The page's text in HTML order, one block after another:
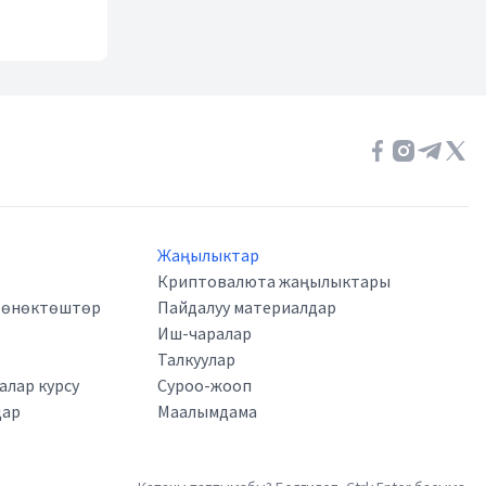
курсу
Жаңылыктар
Криптовалюта жаңылыктары
Пайдалуу материалдар
Иш-чаралар
Талкуулар
Суроо-жооп
Маалымдама